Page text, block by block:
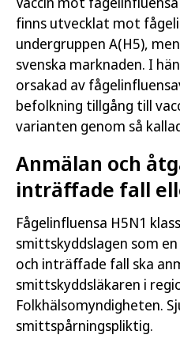
finns utvecklat mot
undergruppen A(H5),
svenska marknaden. I
orsakad av
befolkning tillgång till
varianten genom så
Anmälan och
inträffade fall
Fågelinfluensa H5N1
smittskyddslagen som
och inträffade fall ska
smittskyddsläkaren i
Folkhälsomyndigheten.
smittspårningspliktig.